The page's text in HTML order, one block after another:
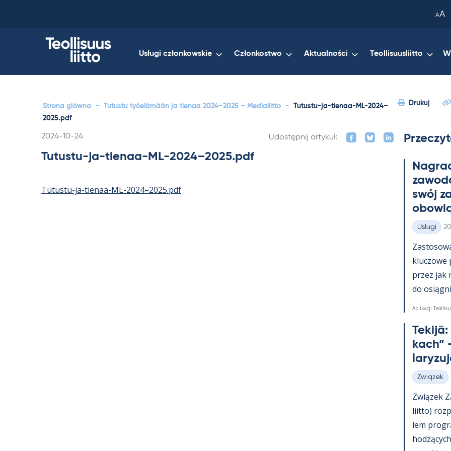
AA
Usługi członkowskie Członkostwo Aktualności Teollisuusliitto
Strona główna - Tutustu työelämään ja tienaa 2024–2025 – Medialiitto -
Tutustu-ja-tienaa-ML-2024–
2025.pdf
Drukuj
Kirjoitettu
2024-10-24 Udostępnij artykuł:
Tutustu-ja-tienaa-ML-2024–2025.pdf
Tutustu-ja-tienaa-ML-2024–2025.pdf
swój
Kategorie
Usługi
kluczowe
przez jak
do
Aplikacji
Te­kijä:
Kategorie
Związek
Związek
liitto)
lem
your
clipboard.)